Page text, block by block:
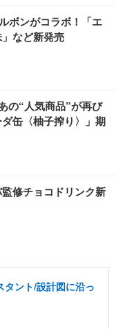
ボンがコラボ！「エ
など新発売
の“人気商品”が再び
缶〈柚子搾り〉」期
修チョコドリンク新
ント/設計図に沿っ